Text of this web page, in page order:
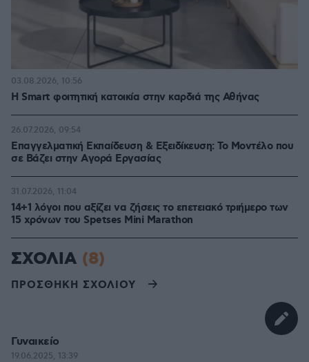
Η Smart φοιτητική κατοικία στην καρδιά της Αθήνας
03.08.2026, 10:56
Επαγγελματική Εκπαίδευση & Εξειδίκευση: Το Mοντέλο που
σε Bάζει στην Aγορά Eργασίας
26.07.2026, 09:54
14+1 λόγοι που αξίζει να ζήσεις το επετειακό τριήμερο των
15 χρόνων του Spetses Mini Marathon
31.07.2026, 11:04
ΣΧΟΛΙΑ (8)
ΠΡΟΣΘΗΚΗ ΣΧΟΛΙΟΥ
Γυναικείο
19.06.2025, 13:39